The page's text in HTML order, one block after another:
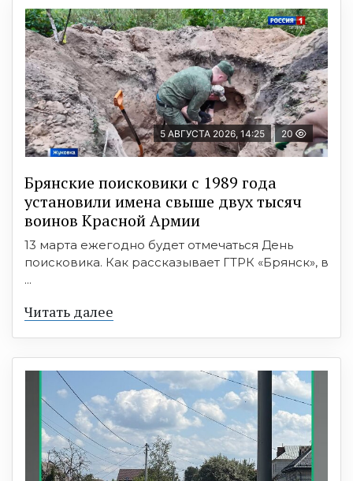
5 АВГУСТА 2026, 14:25 20
Брянские поисковики с 1989 года
установили имена свыше двух тысяч
воинов Красной Армии
13 марта ежегодно будет отмечаться День
поисковика. Как рассказывает ГТРК «Брянск», в
...
Читать далее